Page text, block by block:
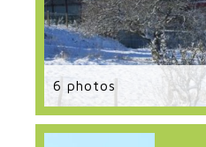
6 photos